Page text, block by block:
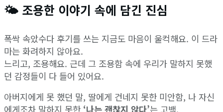
🌤️ 조용한 이야기 속에 담긴 진심
폭싹 속았수다 후기를 쓰는 지금도 마음이 울컥해요. 이 드라
마는 화려하지 않아요.
느리고, 조용해요. 근데 그 조용함 속에 우리가 말하지 못했
던 감정들이 다 들어 있어요.
아버지에게 못 했던 말, 딸에게 건네지 못한 미안함, 나 자신
에게조차 말하지 못한 ‘나는 괜찮지 않다’는 고백.